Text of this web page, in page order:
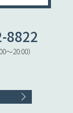
8822
〜20:00）